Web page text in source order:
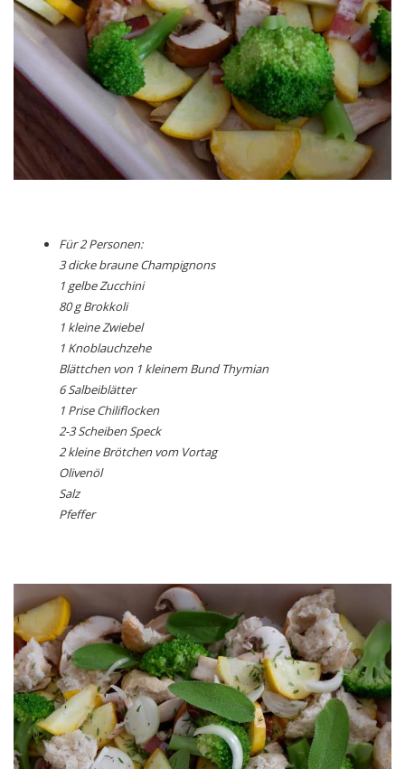
Für 2 Personen:
3 dicke braune Champignons
1 gelbe Zucchini
80 g Brokkoli
1 kleine Zwiebel
1 Knoblauchzehe
Blättchen von 1 kleinem Bund Thymian
6 Salbeiblätter
1 Prise Chiliflocken
2-3 Scheiben Speck
2 kleine Brötchen vom Vortag
Olivenöl
Salz
Pfeffer